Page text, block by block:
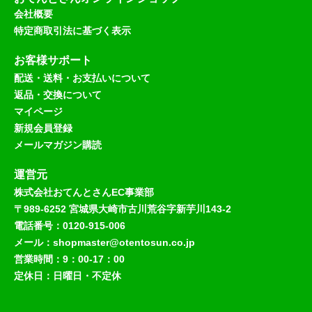
会社概要
特定商取引法に基づく表示
お客様サポート
配送・送料・お支払いについて
返品・交換について
マイページ
新規会員登録
メールマガジン購読
運営元
株式会社おてんとさんEC事業部
〒989-6252 宮城県大崎市古川荒谷字新芋川143-2
電話番号：0120-915-006
メール：shopmaster@otentosun.co.jp
営業時間：9：00-17：00
定休日：日曜日・不定休